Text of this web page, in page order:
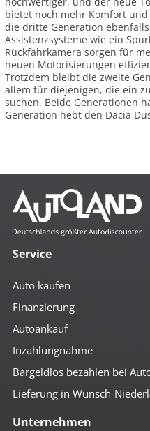
bietet noch mehr Komfort
die dritte Generation
Assistenzsysteme wie ein
Rückfahrkamera sorgen für
neuen Motorisierungen
Trotzdem bleibt die zweite
allem für diejenigen, die ein
suchen. Beide Generationen
Generation hebt den Dacia
Service
Auto kaufen
Finanzierung
Autoankauf
Inzahlungnahme
Bargeldlos bezahlen bei
Lieferung in Wunsch-
Unternehmen